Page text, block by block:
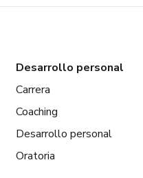
Desarrollo personal
Carrera
Coaching
Desarrollo personal
Oratoria